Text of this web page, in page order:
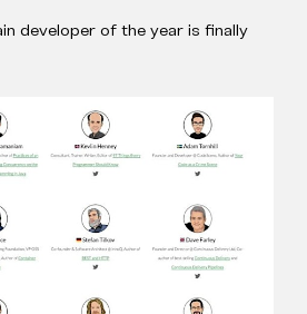
developer of the year is finally